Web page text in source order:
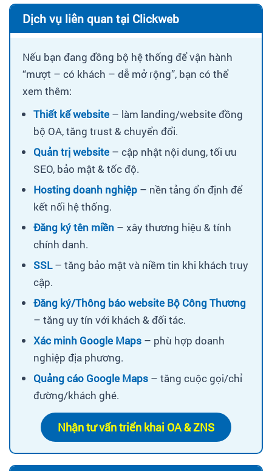
Dịch vụ liên quan tại Clickweb
Nếu bạn đang đồng bộ hệ thống để vận hành
“mượt – có khách – dễ mở rộng”, bạn có thể
xem thêm:
Thiết kế website – làm landing/website đồng
bộ OA, tăng trust & chuyển đổi.
Quản trị website – cập nhật nội dung, tối ưu
SEO, bảo mật & tốc độ.
Hosting doanh nghiệp – nền tảng ổn định để
kết nối hệ thống.
Đăng ký tên miền – xây thương hiệu & tính
chính danh.
SSL– tăng bảo mật và niềm tin khi khách truy
cập.
Đăng ký/Thông báo website Bộ Công Thương
– tăng uy tín với khách & đối tác.
Xác minh Google Maps – phù hợp doanh
nghiệp địa phương.
Quảng cáo Google Maps – tăng cuộc gọi/chỉ
đường/khách ghé.
Nhận tư vấn triển khai OA & ZNS